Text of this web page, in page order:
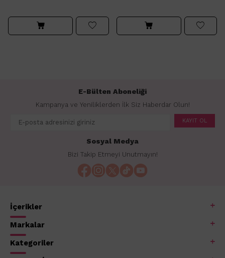
E-Bülten Aboneliği
Kampanya ve Yeniliklerden İlk Siz Haberdar Olun!
KAYIT OL
Sosyal Medya
Bizi Takip Etmeyi Unutmayın!
İçerikler
Markalar
Kategoriler